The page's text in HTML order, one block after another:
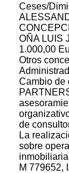
Ceses/
OÑA LUIS
1.000,00
Otros
Cambio de
de
La
sobre
M 779652,